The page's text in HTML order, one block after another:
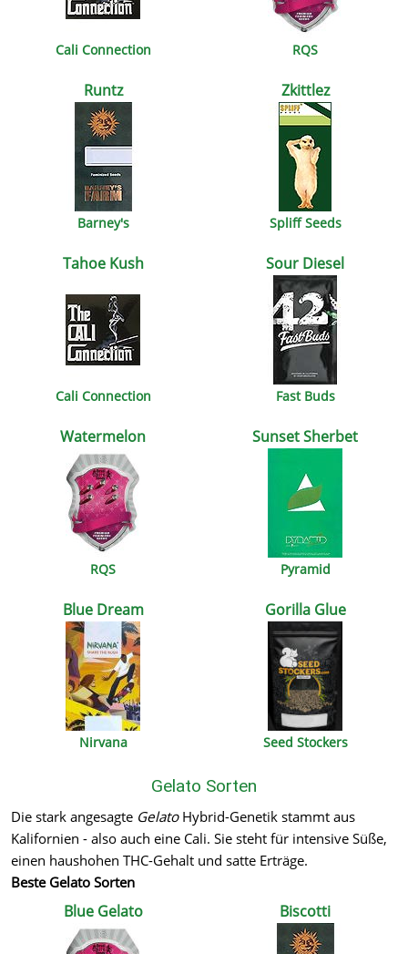
Cali Connection RQS
Runtz
Barney's
Zkittlez
Spliff Seeds
Tahoe Kush
Cali Connection
Sour Diesel
Fast Buds
Watermelon
RQS
Sunset Sherbet
Pyramid
Blue Dream
Nirvana
Gorilla Glue
Seed Stockers
Gelato Sorten
Die stark angesagte GelatoHybrid-Genetik stammt aus
Kalifornien - also auch eine Cali. Sie steht für intensive Süße,
einen haushohen THC-Gehalt und satte Erträge.
Beste Gelato Sorten
Blue Gelato Biscotti